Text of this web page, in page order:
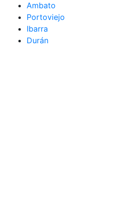
Ambato
Portoviejo
Ibarra
Durán